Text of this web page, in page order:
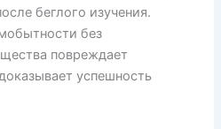
беглого изучения.
без
повреждает
успешность